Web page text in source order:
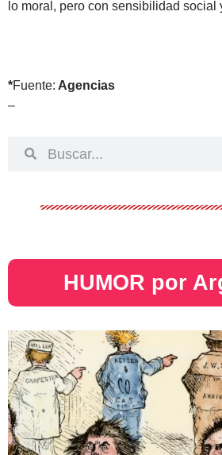
lo moral, pero con sensibilidad social
*Fuente: Agencias
–
HUMOR por